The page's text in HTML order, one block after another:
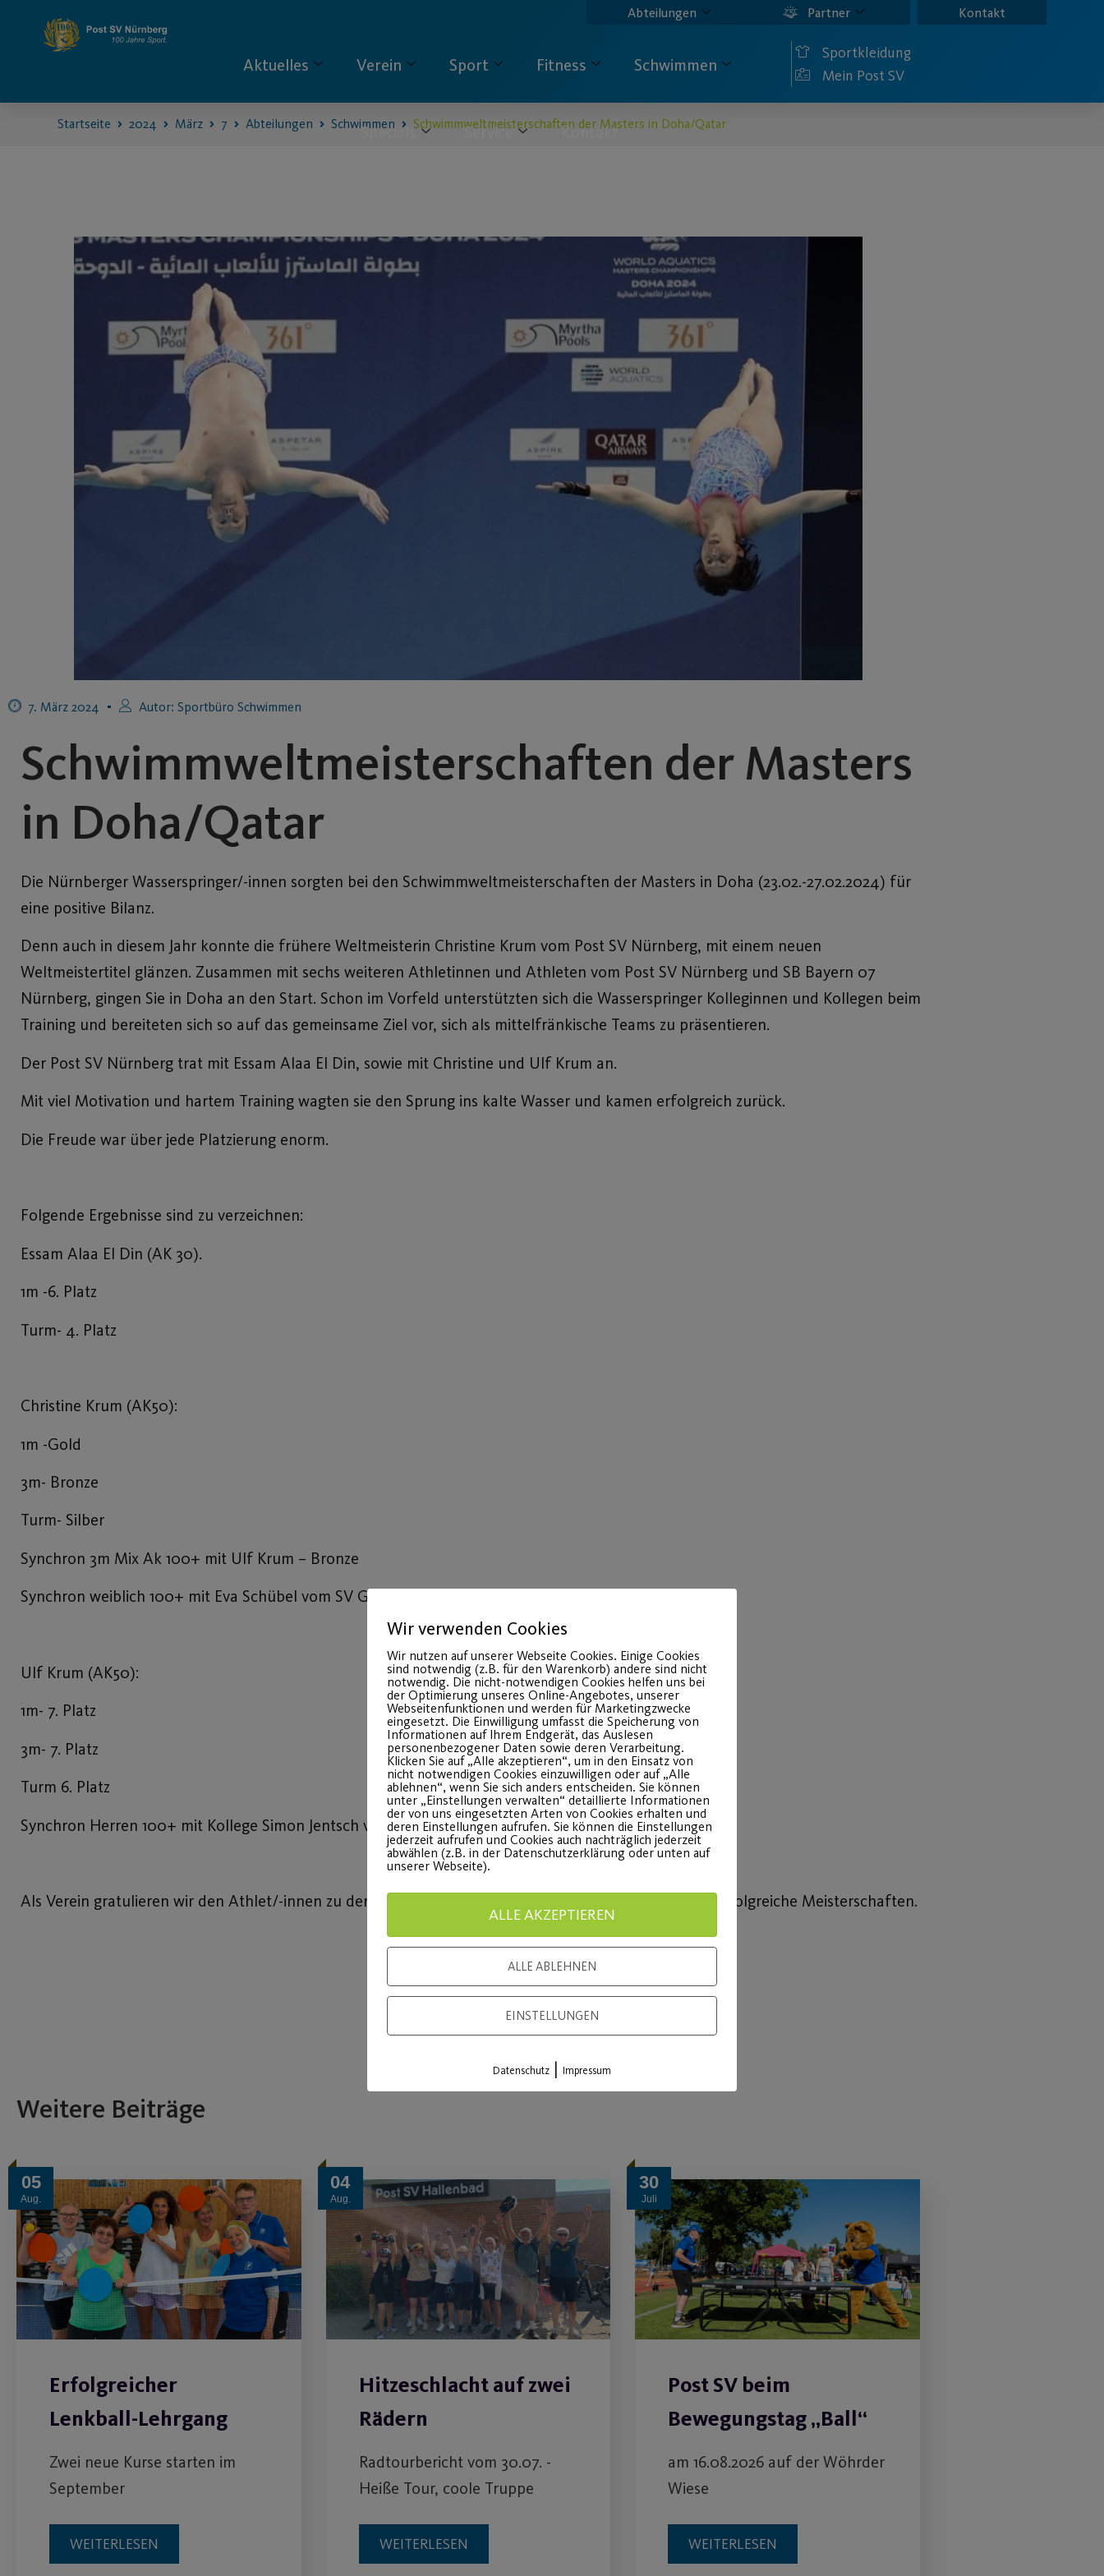
Abteilungen Partner Kontakt
Aktuelles Verein Sport Fitness Schwimmen
Specials Service Kontakt
Sportkleidung
Mein Post SV
Startseite 2024 März 7 Abteilungen Schwimmen Schwimmweltmeisterschaften der Masters in Doha/Qatar
7. März 2024 Autor: Sportbüro Schwimmen
Schwimmweltmeisterschaften der Masters
in Doha/Qatar
Die Nürnberger Wasserspringer/-innen sorgten bei den Schwimmweltmeisterschaften der Masters in Doha (23.02.-27.02.2024) für
eine positive Bilanz.
Denn auch in diesem Jahr konnte die frühere Weltmeisterin Christine Krum vom Post SV Nürnberg, mit einem neuen
Weltmeistertitel glänzen. Zusammen mit sechs weiteren Athletinnen und Athleten vom Post SV Nürnberg und SB Bayern 07
Nürnberg, gingen Sie in Doha an den Start. Schon im Vorfeld unterstützten sich die Wasserspringer Kolleginnen und Kollegen beim
Training und bereiteten sich so auf das gemeinsame Ziel vor, sich als mittelfränkische Teams zu präsentieren.
Der Post SV Nürnberg trat mit Essam Alaa El Din, sowie mit Christine und Ulf Krum an.
Mit viel Motivation und hartem Training wagten sie den Sprung ins kalte Wasser und kamen erfolgreich zurück.
Die Freude war über jede Platzierung enorm.
Folgende Ergebnisse sind zu verzeichnen:
Essam Alaa El Din (AK 30).
1m -6. Platz
Turm- 4. Platz
Christine Krum (AK50):
1m -Gold
3m- Bronze
Turm- Silber
Synchron 3m Mix Ak 100+ mit Ulf Krum – Bronze
Synchron weiblich 100+ mit Eva Schübel vom SV Gelnhausen- 4. Platz
Ulf Krum (AK50):
1m- 7. Platz
3m- 7. Platz
Turm 6. Platz
Synchron Herren 100+ mit Kollege Simon Jentsch von VW Mannheim – 4. Platz
Als Verein gratulieren wir den Athlet/-innen zu den Ergebnissen und hoffen auch in der Zukunft auf erfolgreiche Meisterschaften.
Weitere Beiträge
05
Aug.
Erfolgreicher
Lenkball-Lehrgang
Zwei neue Kurse starten im
September
WEITERLESEN
04
Aug.
Hitzeschlacht auf zwei
Rädern
Radtourbericht vom 30.07. -
Heiße Tour, coole Truppe
WEITERLESEN
30
Juli
Post SV beim
Bewegungstag „Ball“
am 16.08.2026 auf der Wöhrder
Wiese
WEITERLESEN
Wir verwenden Cookies
Wir nutzen auf unserer Webseite Cookies. Einige Cookies
sind notwendig (z.B. für den Warenkorb) andere sind nicht
notwendig. Die nicht-notwendigen Cookies helfen uns bei
der Optimierung unseres Online-Angebotes, unserer
Webseitenfunktionen und werden für Marketingzwecke
eingesetzt. Die Einwilligung umfasst die Speicherung von
Informationen auf Ihrem Endgerät, das Auslesen
personenbezogener Daten sowie deren Verarbeitung.
Klicken Sie auf „Alle akzeptieren“, um in den Einsatz von
nicht notwendigen Cookies einzuwilligen oder auf „Alle
ablehnen“, wenn Sie sich anders entscheiden. Sie können
unter „Einstellungen verwalten“ detaillierte Informationen
der von uns eingesetzten Arten von Cookies erhalten und
deren Einstellungen aufrufen. Sie können die Einstellungen
jederzeit aufrufen und Cookies auch nachträglich jederzeit
abwählen (z.B. in der Datenschutzerklärung oder unten auf
unserer Webseite).
ALLE AKZEPTIEREN
ALLE ABLEHNEN
EINSTELLUNGEN
Datenschutz | Impressum